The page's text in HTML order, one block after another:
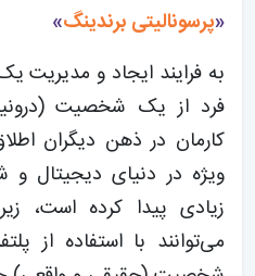
«پرسونالیتی برندینگ»
به فرایند ایجاد و مدیریت
فرد از یک شخصیت
کارمان در ذهن دیگران
ویژه در دنیای دیجیتال
زیادی پیدا کرده است،
می‌توانند با استفاده از